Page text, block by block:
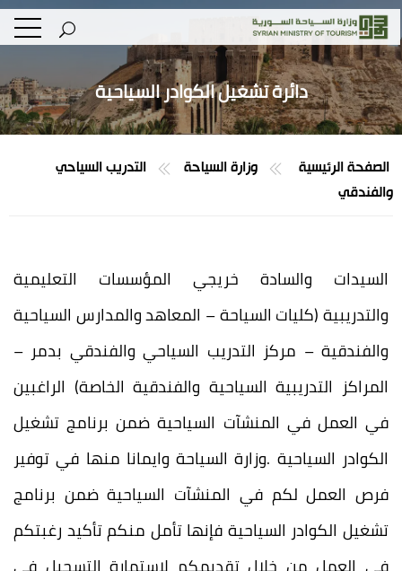
دائرة تشغيل الكوادر السياحية
الصفحة الرئيسية وزارة السياحة
التدريب السياحي
والفندقي
السيدات والسادة خريجي المؤسسات التعليمية
والتدريبية (كليات السياحة – المعاهد والمدارس السياحية
والفندقية – مركز التدريب السياحي والفندقي بدمر –
المراكز التدريبية السياحية والفندقية الخاصة) الراغبين
في العمل في المنشآت السياحية ضمن برنامج تشغيل
الكوادر السياحية .وزارة السياحة وايمانا منها في توفير
فرص العمل لكم في المنشآت السياحية ضمن برنامج
تشغيل الكوادر السياحية فإنها تأمل منكم تأكيد رغبتكم